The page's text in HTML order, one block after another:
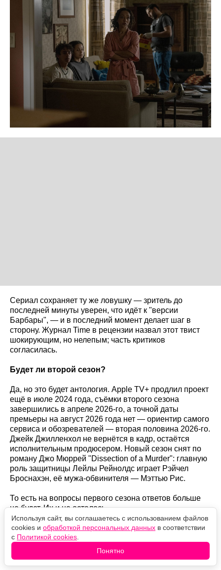
Сериал сохраняет ту же ловушку — зритель до
последней минуты уверен, что идёт к "версии
Барбары", — и в последний момент делает шаг в
сторону. Журнал Time в рецензии назвал этот твист
шокирующим, но нелепым; часть критиков
согласилась.
Будет ли второй сезон?
Да, но это будет антология. Apple TV+ продлил проект
ещё в июле 2024 года, съёмки второго сезона
завершились в апреле 2026-го, а точной даты
премьеры на август 2026 года нет — ориентир самого
сервиса и обозревателей — вторая половина 2026-го.
Джейк Джилленхол не вернётся в кадр, остаётся
исполнительным продюсером. Новый сезон снят по
роману Джо Мюррей "Dissection of a Murder": главную
роль защитницы Лейлы Рейнолдс играет Рэйчел
Броснахэн, её мужа-обвинителя — Мэттью Рис.
То есть на вопросы первого сезона ответов больше
не будет. Их и не осталось.
Оцените новость
🙀
Используя сайт, вы соглашаетесь с использованием файлов
cookies и обработкой персональных данных в соответствии
с Политикой cookies
Понятно